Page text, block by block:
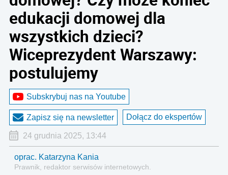
edukacji domowej dla
wszystkich dzieci?
Wiceprezydent Warszawy:
postulujemy
Subskrybuj nas na Youtube
Zapisz się na newsletter Dołącz do ekspertów
24 grudnia 2025, 13:44
oprac. Katarzyna Kania
Prawnik, redaktor serwisów internetowych.